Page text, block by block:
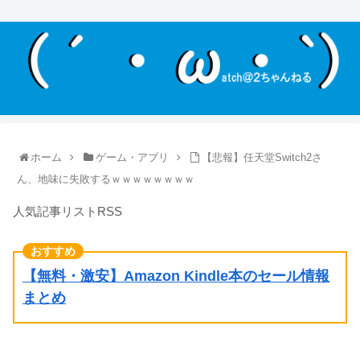
ホーム ゲーム・アプリ
【悲報】任天堂Switch2さ
ん、地味に失敗するｗｗｗｗｗｗｗｗ
人気記事リストRSS
【無料・激安】Amazon Kindle本のセール情報
まとめ